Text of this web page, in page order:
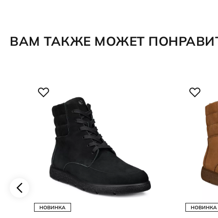
ВАМ ТАКЖЕ МОЖЕТ
НОВИНКА НОВИНКА